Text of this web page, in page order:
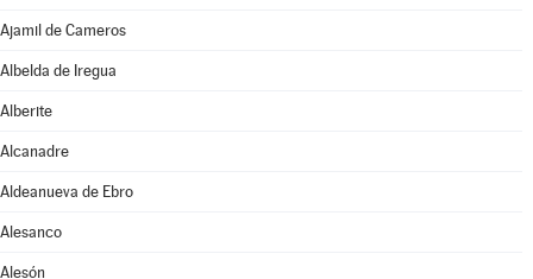
Ajamil de Cameros
Albelda de Iregua
Alberite
Alcanadre
Aldeanueva de Ebro
Alesanco
Alesón